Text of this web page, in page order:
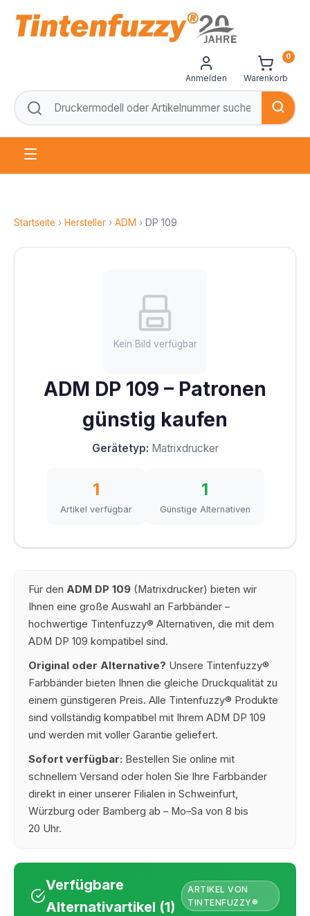
Anmelden Warenkorb
0
Startseite › Hersteller › ADM › DP 109
Kein Bild verfügbar
ADM DP 109 – Patronen
günstig kaufen
Gerätetyp: Matrixdrucker
1
Artikel verfügbar
1
Günstige Alternativen
Für den ADM DP 109 (Matrixdrucker) bieten wir
Ihnen eine große Auswahl an Farbbänder –
hochwertige Tintenfuzzy® Alternativen, die mit dem
ADM DP 109 kompatibel sind.
Original oder Alternative? Unsere Tintenfuzzy®
Farbbänder bieten Ihnen die gleiche Druckqualität zu
einem günstigeren Preis. Alle Tintenfuzzy® Produkte
sind vollständig kompatibel mit Ihrem ADM DP 109
und werden mit voller Garantie geliefert.
Sofort verfügbar: Bestellen Sie online mit
schnellem Versand oder holen Sie Ihre Farbbänder
direkt in einer unserer Filialen in Schweinfurt,
Würzburg oder Bamberg ab – Mo–Sa von 8 bis
20 Uhr.
Verfügbare
Alternativartikel (1)
ARTIKEL VON
TINTENFUZZY®